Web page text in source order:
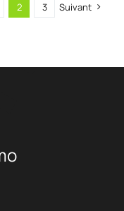
2 3 Suivant